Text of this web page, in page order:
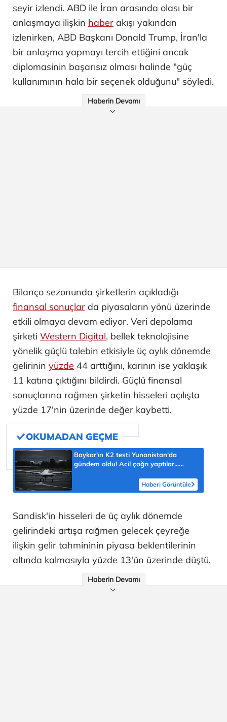
seyir izlendi. ABD ile İran arasında olası bir
anlaşmaya ilişkin haber akışı yakından
izlenirken, ABD Başkanı Donald Trump, İran'la
bir anlaşma yapmayı tercih ettiğini ancak
diplomasinin başarısız olması halinde "güç
kullanımının hala bir seçenek olduğunu" söyledi.
Haberin Devamı
Bilanço sezonunda şirketlerin açıkladığı
finansal sonuçlar da piyasaların yönü üzerinde
etkili olmaya devam ediyor. Veri depolama
şirketi Western Digital, bellek teknolojisine
yönelik güçlü talebin etkisiyle üç aylık dönemde
gelirinin yüzde 44 arttığını, karının ise yaklaşık
11 katına çıktığını bildirdi. Güçlü finansal
sonuçlarına rağmen şirketin hisseleri açılışta
yüzde 17'nin üzerinde değer kaybetti.
Baykar'ın K2 testi Yunanistan'da
gündem oldu! Acil çağrı yaptılar...
Haberi Görüntüle
Sandisk'in hisseleri de üç aylık dönemde
gelirindeki artışa rağmen gelecek çeyreğe
ilişkin gelir tahmininin piyasa beklentilerinin
altında kalmasıyla yüzde 13'ün üzerinde düştü.
Haberin Devamı